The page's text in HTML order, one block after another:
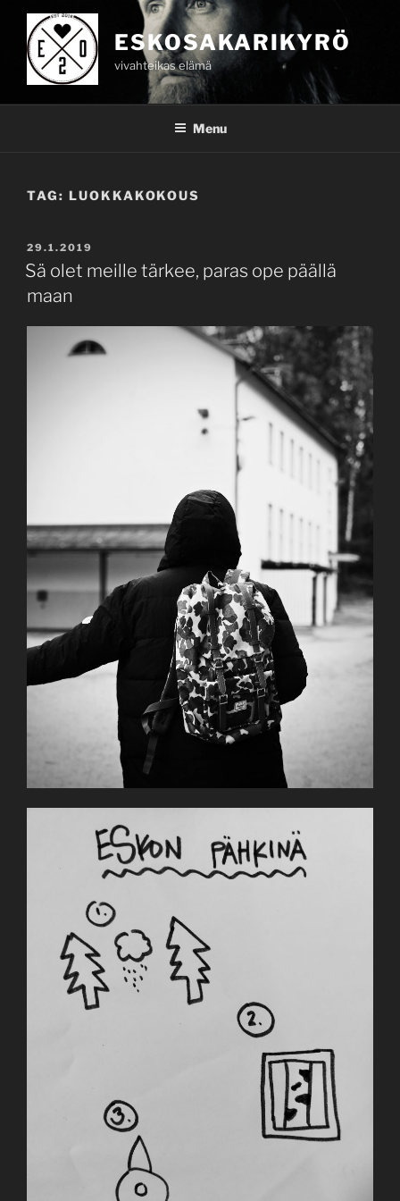
content
ESKOSAKARIKYRÖ
vivahteikas elämä
Menu
TAG: LUOKKAKOKOUS
POSTED
ON
29.1.2019
Sä olet meille tärkee, paras ope päällä
maan